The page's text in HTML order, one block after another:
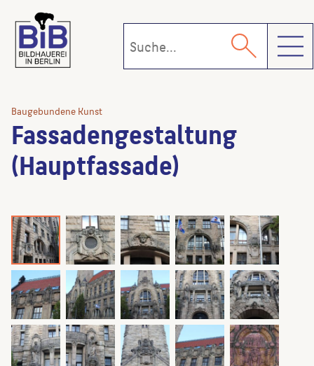
Baugebundene Kunst
Fassadengestaltung
(Hauptfassade)